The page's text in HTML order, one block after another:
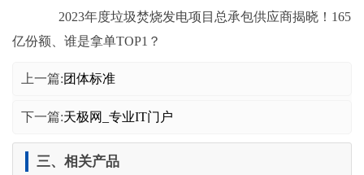
2023年度垃圾焚烧发电项目总承包供应商揭晓！165
亿份额、谁是拿单TOP1？
上一篇:团体标准
下一篇:天极网_专业IT门户
三、相关产品